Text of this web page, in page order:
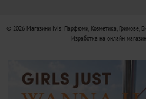
© 2026 Магазини Ivis: Парфюми, Козметика, Гримове,
Изработка на онлайн магазин